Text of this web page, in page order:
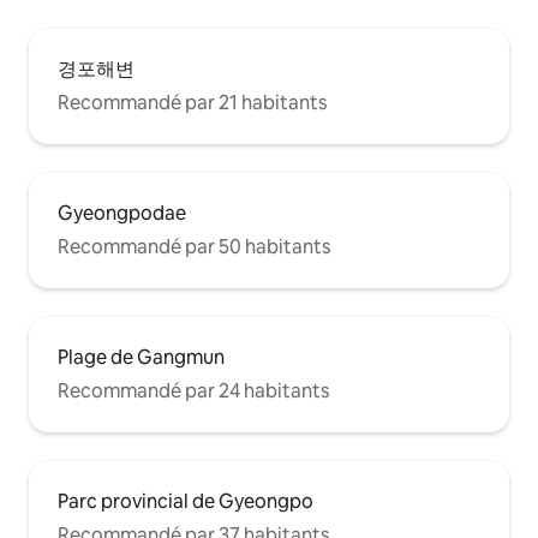
경포해변
Recommandé par 21 habitants
Gyeongpodae
Recommandé par 50 habitants
Plage de Gangmun
Recommandé par 24 habitants
Parc provincial de Gyeongpo